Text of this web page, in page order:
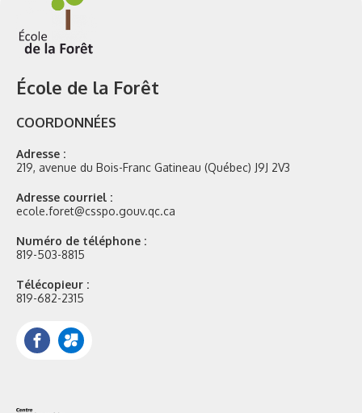
École de la Forêt
COORDONNÉES
Adresse :
219, avenue du Bois-Franc Gatineau (Québec) J9J 2V3
Adresse courriel :
ecole.foret@csspo.gouv.qc.ca
Numéro de téléphone :
819-503-8815
Télécopieur :
819-682-2315
Facebook
Portail
Mozaik